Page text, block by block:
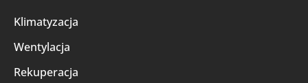
Klimatyzacja
Wentylacja
Rekuperacja